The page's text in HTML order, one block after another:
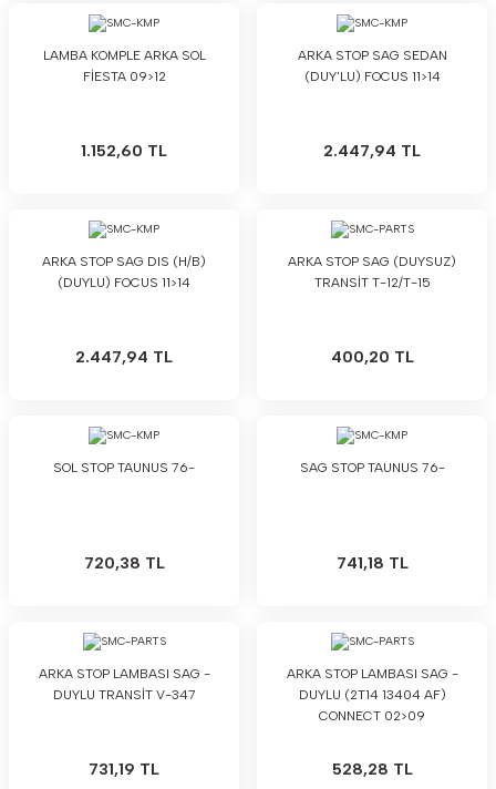
LAMBA KOMPLE ARKA SOL
FİESTA 09>12
1.152,60 TL
ARKA STOP SAG SEDAN
(DUY'LU) FOCUS 11>14
2.447,94 TL
ARKA STOP SAG DIS (H/B)
(DUYLU) FOCUS 11>14
2.447,94 TL
ARKA STOP SAG (DUYSUZ)
TRANSİT T-12/T-15
400,20 TL
SOL STOP TAUNUS 76-
720,38 TL
SAG STOP TAUNUS 76-
741,18 TL
ARKA STOP LAMBASI SAG -
DUYLU TRANSİT V-347
731,19 TL
ARKA STOP LAMBASI SAG -
DUYLU (2T14 13404 AF)
CONNECT 02>09
528,28 TL